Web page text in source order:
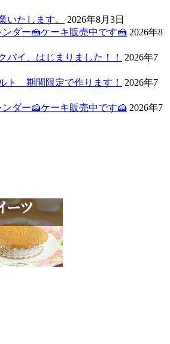
いたします。
2026年8月3日
ンダー🍰ケーキ販売中です🍰 2026年8
パイ、はじまりました！！
2026年7
ト 期間限定で作ります！
2026年7
ンダー🍰ケーキ販売中です🍰 2026年7